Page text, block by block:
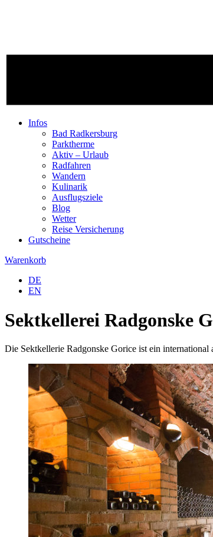
Infos
Bad Radkersburg
Parktherme
Aktiv – Urlaub
Radfahren
Wandern
Kulinarik
Ausflugsziele
Blog
Wetter
Reise Versicherung
Gutscheine
Warenkorb
DE
EN
Sektkellerei Radgonske
Die Sektkellerie Radgonske Gorice ist ein international